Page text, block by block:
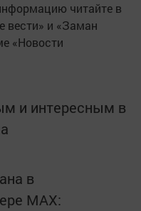
читайте в
вести» и «Заман
«Новости
и интересным в
в
MАХ: